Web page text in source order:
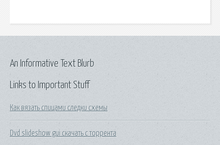
Links to Important Stuff
Как вязать спицами следки схемы
Dvd slideshow gui скачать с торрента
An Informative Text Blurb